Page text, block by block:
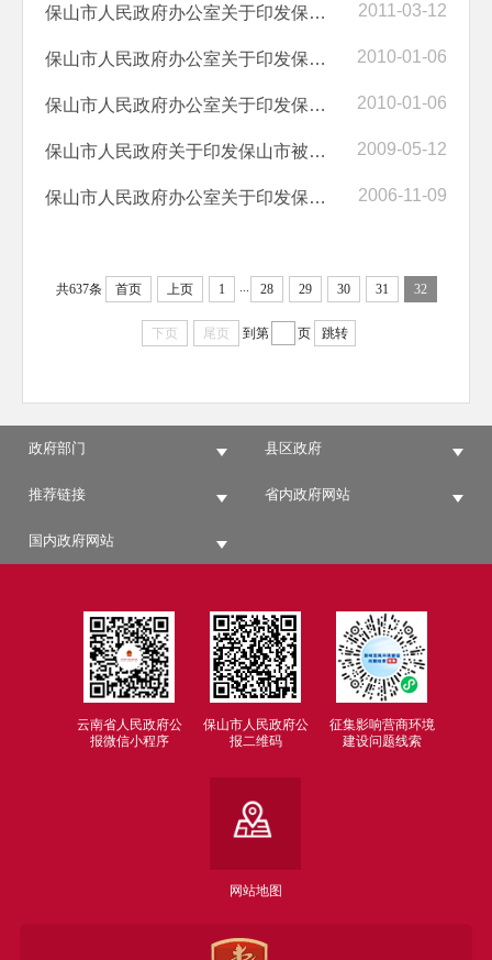
保山市人民政府办公室关于印发保山市土地执法共同责任机制规定的通知 2011-03-12
保山市人民政府办公室关于印发保山市城镇职工基本医疗保险市级统筹实施... 2010-01-06
保山市人民政府办公室关于印发保山市城镇职工大病补充医疗保险市级统筹... 2010-01-06
保山市人民政府关于印发保山市被征地农民基本养老保障实施意见的通知 2009-05-12
保山市人民政府办公室关于印发保山市企业创新中心认定管理办法的通知 2006-11-09
共637条 首页 上页 1 ... 28 29 30 31 32
下页 尾页 到第 页 跳转
政府部门 县区政府
推荐链接 省内政府网站
国内政府网站
云南省人民政府公
报微信小程序
保山市人民政府公
报二维码
征集影响营商环境
建设问题线索
网站地图